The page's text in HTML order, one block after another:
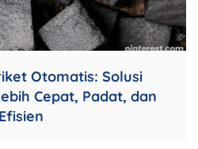
Otomatis: Solusi
Cepat, Padat, dan
Efisien